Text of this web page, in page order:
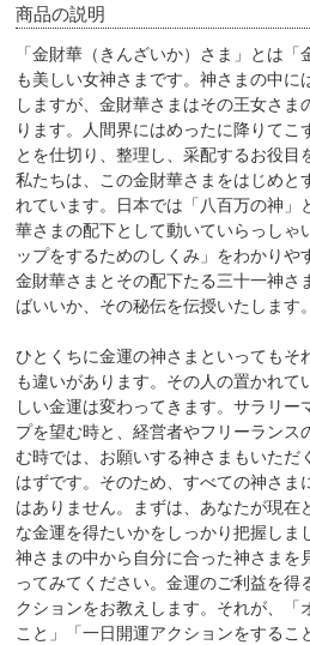
商品の説明
「金財華（きんざいか）さま」とは
も美しい女神さまです。神さまの中に
しますが、金財華さまはその王女さま
ります。人間界にはめったに降りてこ
とを仕切り、整理し、采配するお役目
私たちは、この金財華さまをはじめと
れています。日本では「八百万の神」
華さまの配下として動いていらっしゃ
ップをするためのしくみ」をわかりや
金財華さまとその配下たる三十一神さ
ばいいか、その秘伝を伝授いたします。
ひとくちに金運の神さまといってもそ
も違いがあります。その人の置かれて
しい金運は変わってきます。サラリー
プを望む時と、経営者やフリーランス
む時では、お願いする神さまもいただ
はずです。そのため、すべての神さま
はありません。まずは、あなたが現在
な金運を得たいかをしっかり把握しま
神さまの中から自分に合った神さまを
ってみてください。金運のご利益を得
クションをお教えします。それが、「
こと」「一日開運アクションをするこ